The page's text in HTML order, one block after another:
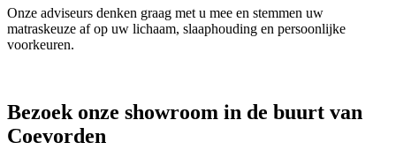
Onze adviseurs denken graag met u mee en stemmen uw
matraskeuze af op uw lichaam, slaaphouding en persoonlijke
voorkeuren.
Bezoek onze showroom in de buurt van
Coevorden